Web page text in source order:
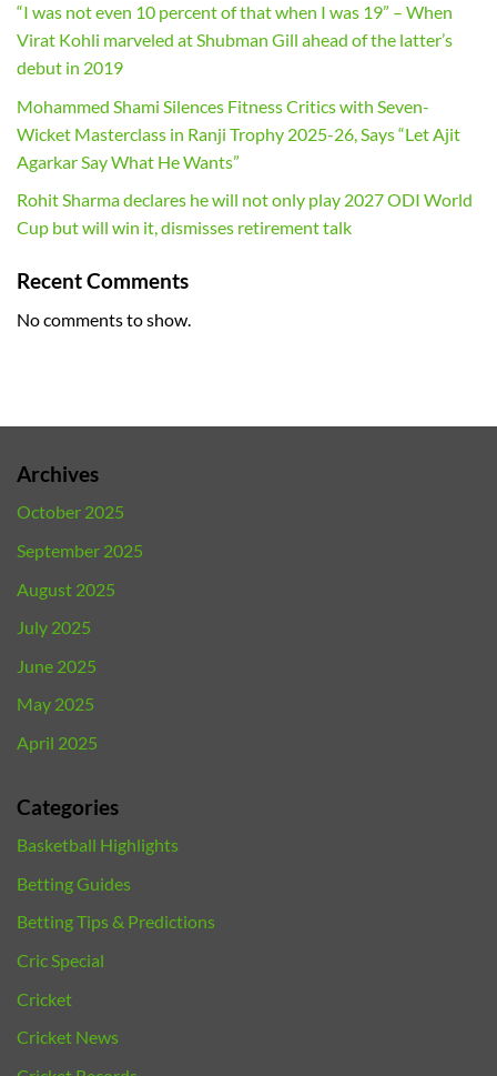
“I was not even 10 percent of that when I was 19” – When
Virat Kohli marveled at Shubman Gill ahead of the latter’s
debut in 2019
Mohammed Shami Silences Fitness Critics with Seven-
Wicket Masterclass in Ranji Trophy 2025-26, Says “Let Ajit
Agarkar Say What He Wants”
Rohit Sharma declares he will not only play 2027 ODI World
Cup but will win it, dismisses retirement talk
Recent Comments
No comments to show.
Archives
October 2025
September 2025
August 2025
July 2025
June 2025
May 2025
April 2025
Categories
Basketball Highlights
Betting Guides
Betting Tips & Predictions
Cric Special
Cricket
Cricket News